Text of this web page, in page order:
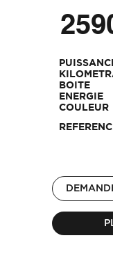
BOITE
ENERGIE
COULEUR